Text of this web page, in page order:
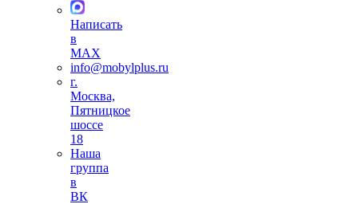
Написать
в
MAX
info@mobylplus.ru
г.
Москва,
Пятницкое
шоссе
18
Наша
группа
в
ВК